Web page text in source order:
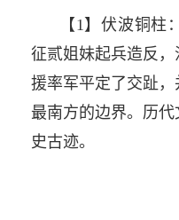
【1】伏波铜柱
征贰姐妹起兵造反
援率军平定了交趾
最南方的边界。历
史古迹。